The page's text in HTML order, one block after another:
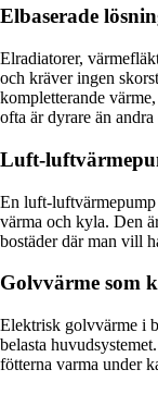
Elbaserade
Elradiatorer,
och kräver ingen
kompletterande
ofta är dyrare än
Luft-
En luft-
värma och kyla. Den
bostäder där man vill
Golvvärme som
Elektrisk golvvärme i
belasta
fötterna varma under